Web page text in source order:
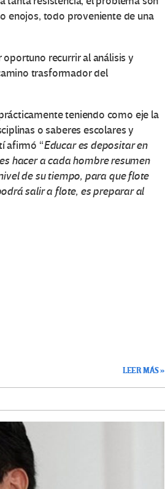
enojos, todo proveniente de una
recurrir al análisis y
trasformador del
teniendo como eje la
o saberes escolares y
afirmó “Educar es depositar en
hacer a cada hombre resumen
de su tiempo, para que flote
salir a flote, es preparar al
LEER MÁS »